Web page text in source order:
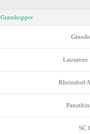
Grasshopper
Lausanne
Rheindorf
SC